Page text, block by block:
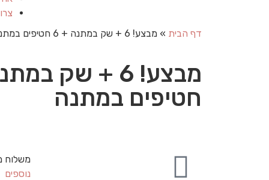
דף הבית » מבצע! 6 + שק במתנה + 6 חטיפים במתנה
חטיפים במתנה
משלוח
נוספים